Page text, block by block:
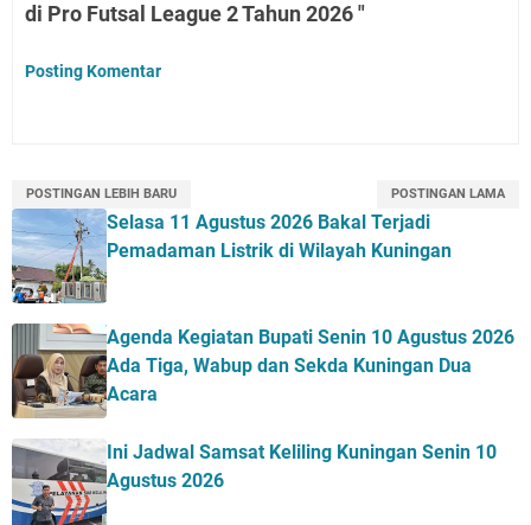
di Pro Futsal League 2 Tahun 2026 "
Posting Komentar
POSTINGAN LEBIH BARU POSTINGAN LAMA
Selasa 11 Agustus 2026 Bakal Terjadi
Pemadaman Listrik di Wilayah Kuningan
Agenda Kegiatan Bupati Senin 10 Agustus 2026
Ada Tiga, Wabup dan Sekda Kuningan Dua
Acara
Ini Jadwal Samsat Keliling Kuningan Senin 10
Agustus 2026